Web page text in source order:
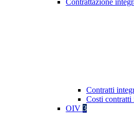
Contrattazione
Contratti
Costi contratti
OIV 3